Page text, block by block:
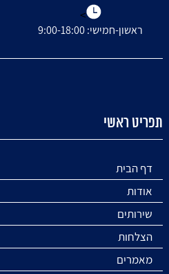
>
ראשון-חמישי: 9:00-18:00
תפריט ראשי
דף הבית
אודות
שירותים
הצלחות
מאמרים